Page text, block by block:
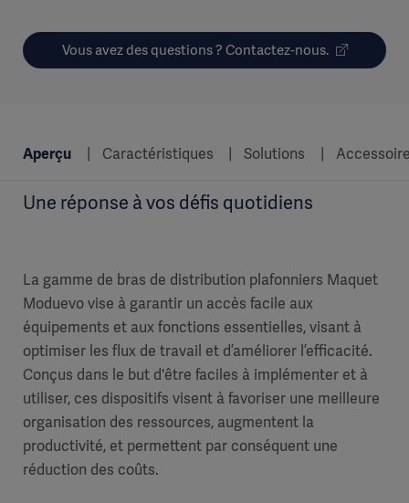
Vous avez des questions ? Contactez-nous.
Aperçu Caractéristiques Solutions
Une réponse à vos défis quotidiens
La gamme de bras de distribution plafonniers Maquet
Moduevo vise à garantir un accès facile aux
équipements et aux fonctions essentielles, visant à
optimiser les flux de travail et d’améliorer l’efficacité.
Conçus dans le but d'être faciles à implémenter et à
utiliser, ces dispositifs visent à favoriser une meilleure
organisation des ressources, augmentent la
productivité, et permettent par conséquent une
réduction des coûts.